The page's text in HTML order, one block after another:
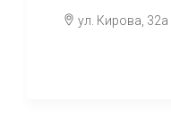
ул. Кирова, 32а